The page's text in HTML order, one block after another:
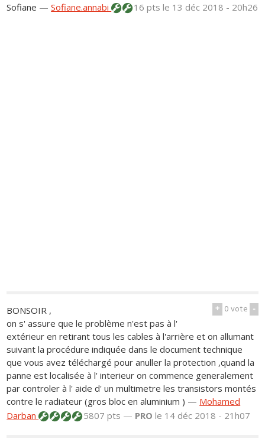
Sofiane —Sofiane.annabi 16 ptsle 13 déc 2018 - 20h26
+ 0vote -
BONSOIR ,
on s' assure que le problème n'est pas à l'
extérieur en retirant tous les cables à l'arrière et on allumant
suivant la procédure indiquée dans le document technique
que vous avez téléchargé pour anuller la protection ,quand la
panne est localisée à l' interieur on commence generalement
par controler à l' aide d' un multimetre les transistors montés
contre le radiateur (gros bloc en aluminium ) — Mohamed
Darban
5807 pts — PRO le 14 déc 2018 - 21h07